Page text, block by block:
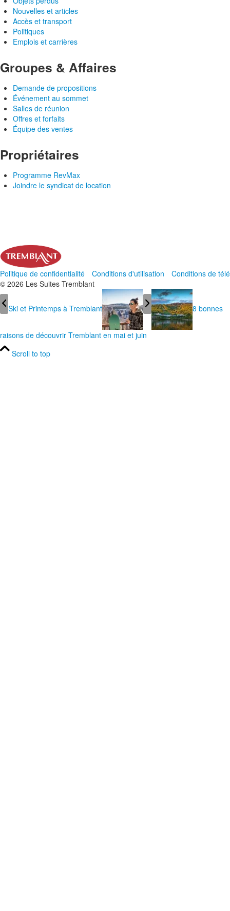
Nouvelles et articles
Accès et transport
Politiques
Emplois et carrières
Groupes & Affaires
Demande de propositions
Événement au sommet
Salles de réunion
Offres et forfaits
Équipe des ventes
Propriétaires
Programme RevMax
Joindre le syndicat de location
Politique de confidentialité Conditions d'utilisation
Conditions de
© 2026 Les Suites Tremblant
Ski et Printemps à Tremblant 8 bonnes
raisons de découvrir Tremblant en mai et juin
Scroll to top